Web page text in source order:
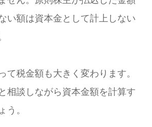
い額は資本金として計上しない
て税金額も大きく変わります。
相談しながら資本金額を計算す
う。